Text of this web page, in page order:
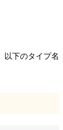
以下のタイプ名